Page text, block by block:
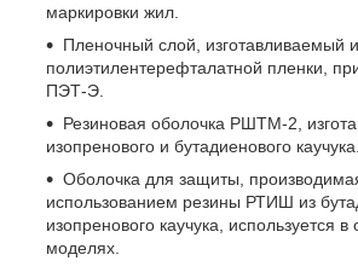
маркировки жил.
Пленочный слой, изготавливаемый
полиэтилентерефталатной пленки,
ПЭТ-Э.
Резиновая оболочка РШТМ-2,
изопренового и бутадиенового каучука.
Оболочка для защиты,
использованием резины РТИШ из
изопренового каучука, используется
моделях.